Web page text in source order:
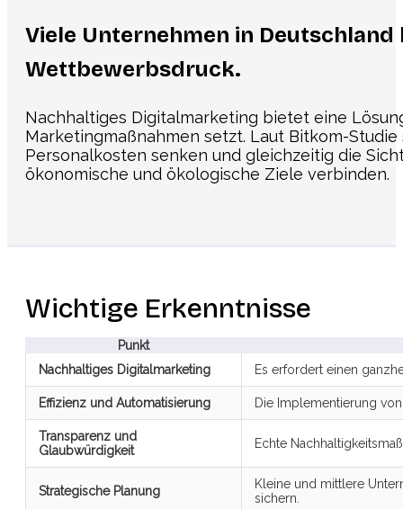
Viele Unternehmen in
Wettbewerbsdruck.
Nachhaltiges Digitalmarketing bietet eine
Marketingmaßnahmen setzt. Laut Bitkom-
Personalkosten senken und gleichzeitig die
ökonomische und ökologische Ziele verbinden.
Wichtige Erkenntnisse
Punkt
Nachhaltiges Digitalmarketing
Es erfordert einen
Effizienz und Automatisierung Die Implementierung
Transparenz und
Glaubwürdigkeit
Echte
Strategische Planung
Kleine und mittlere
sichern.